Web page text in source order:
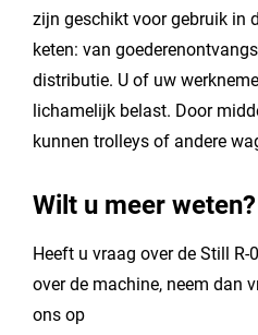
zijn geschikt voor gebruik in
keten: van
distributie. U of uw
lichamelijk belast. Door
kunnen trolleys of andere
Wilt u meer weten?
Heeft u vraag over de Still
over de machine, neem dan
ons op